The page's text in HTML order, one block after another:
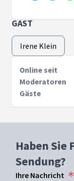
GAST
Irene Klein
Online seit
Moderatoren
Gäste
Haben Sie
Sendung?
Ihre Nachricht